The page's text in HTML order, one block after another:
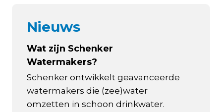
Nieuws
Wat zijn Schenker
Watermakers?
Schenker ontwikkelt geavanceerde
watermakers die (zee)water
omzetten in schoon drinkwater.